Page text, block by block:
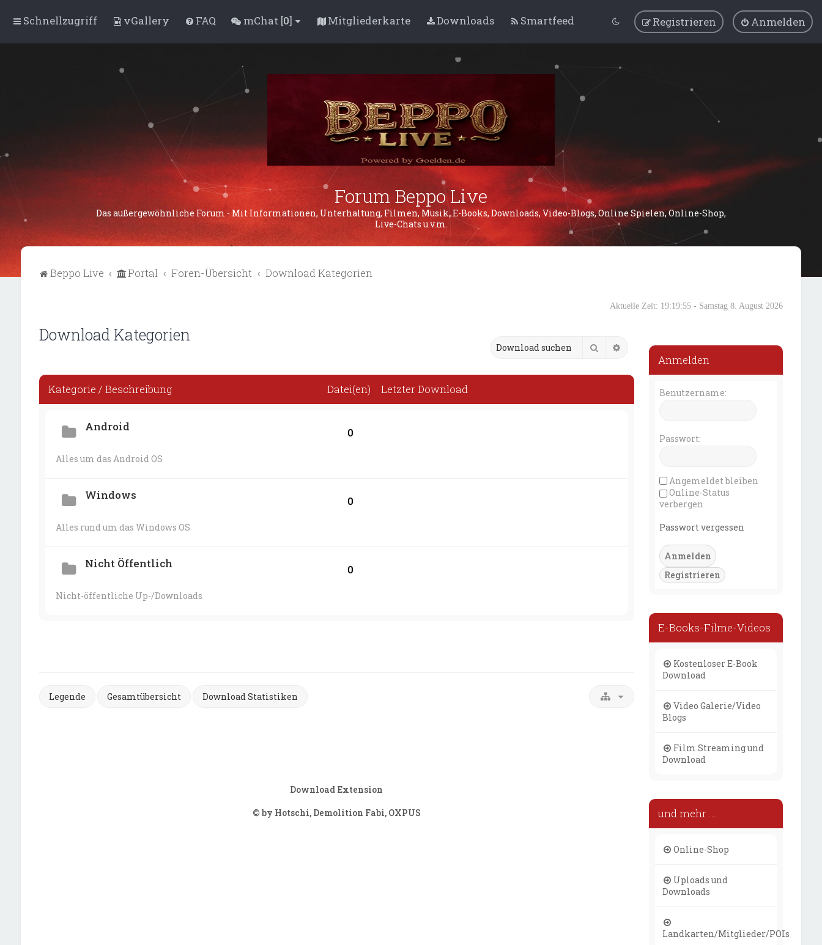
Schnellzugriff vGallery FAQ mChat [0] Mitgliederkarte Downloads Smartfeed Anmelden
Registrieren
Forum Beppo Live
Das außergewöhnliche Forum - Mit Informationen, Unterhaltung, Filmen, Musik, E-Books, Downloads, Video-Blogs, Online Spielen, Online-Shop,
Live-Chats u.v.m.
Beppo Live Portal Foren-Übersicht Download Kategorien
Aktuelle Zeit: 19:19:56 - Samstag 8. August 2026
Download Kategorien
Suche Erweiterte Suche
Kategorie / Beschreibung Datei(en) Letzter Download
Android
Alles um das Android OS
0
Windows
Alles rund um das Windows OS
0
Nicht Öffentlich
Nicht-öffentliche Up-/Downloads
0
Legende Gesamtübersicht Download Statistiken
Download Extension
© by Hotschi, Demolition Fabi, OXPUS
Anmelden
Benutzername:
Passwort:
Angemeldet bleiben
Online-Status
verbergen
Passwort vergessen
Registrieren
E-Books-Filme-Videos
Kostenloser E-Book
Download
Video Galerie/Video
Blogs
Film Streaming und
Download
und mehr ...
Online-Shop
Uploads und
Downloads
Landkarten/Mitglieder/POIs